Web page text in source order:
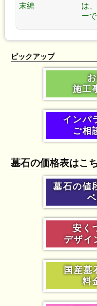
末編
は
ー
ピックアップ
施工
インパ
ご相
墓石の価格表はこ
墓石の値
安く
デザイ
国産墓
料